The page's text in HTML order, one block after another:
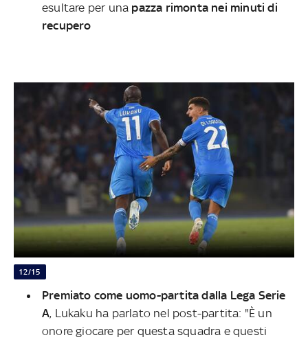
esultare per una pazza rimonta nei minuti di
recupero
12/15
Premiato come uomo-partita dalla Lega Serie
A, Lukaku ha parlato nel post-partita: "È un
onore giocare per questa squadra e questi